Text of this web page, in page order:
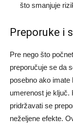
što smanjuje
Preporuke i
Pre nego što
preporučuje se da
posebno ako imate
umerenost je ključ.
pridržavati se
neželjene efekte.